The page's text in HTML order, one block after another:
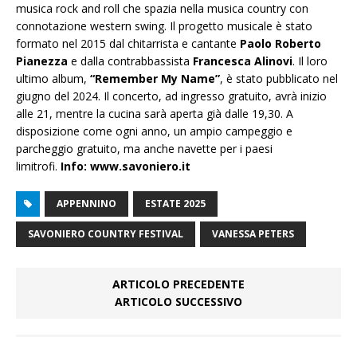
musica rock and roll che spazia nella musica country con
connotazione western swing. Il progetto musicale è stato
formato nel 2015 dal chitarrista e cantante Paolo Roberto
Pianezza e dalla contrabbassista Francesca Alinovi. Il loro
ultimo album, “Remember My Name”, è stato pubblicato nel
giugno del 2024. Il concerto, ad ingresso gratuito, avrà inizio
alle 21, mentre la cucina sarà aperta già dalle 19,30. A
disposizione come ogni anno, un ampio campeggio e
parcheggio gratuito, ma anche navette per i paesi
limitrofi. Info: www.savoniero.it
APPENNINO ESTATE 2025
SAVONIERO COUNTRY FESTIVAL VANESSA PETERS
ARTICOLO PRECEDENTE
ARTICOLO SUCCESSIVO